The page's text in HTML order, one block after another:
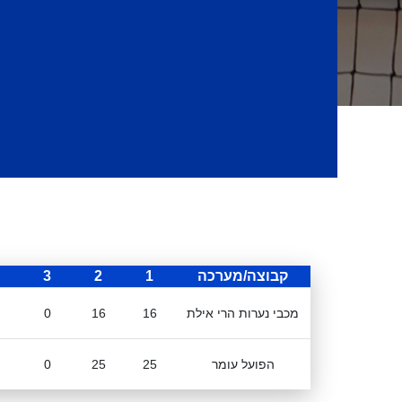
קבוצה/מערכה 1
2
3
מכבי נערות הרי אילת 16
16
0
הפועל עומר 25
25
0